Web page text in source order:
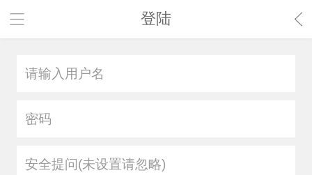
登陆
安全提问(未设置请忽略)